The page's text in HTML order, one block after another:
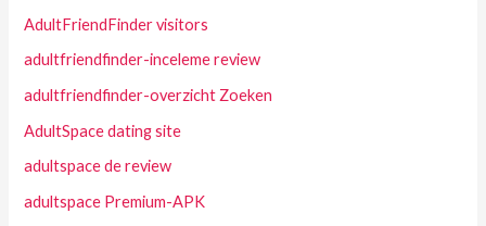
AdultFriendFinder visitors
adultfriendfinder-inceleme review
adultfriendfinder-overzicht Zoeken
AdultSpace dating site
adultspace de review
adultspace Premium-APK